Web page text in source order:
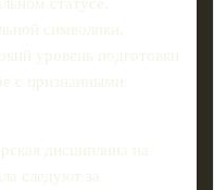
статусе.
символики,
уровень подготовки
с признанными
дисциплина на
следуют за